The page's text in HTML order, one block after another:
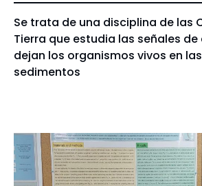
Se trata de una disciplina de las
Tierra que estudia las señales
dejan los organismos vivos en
sedimentos